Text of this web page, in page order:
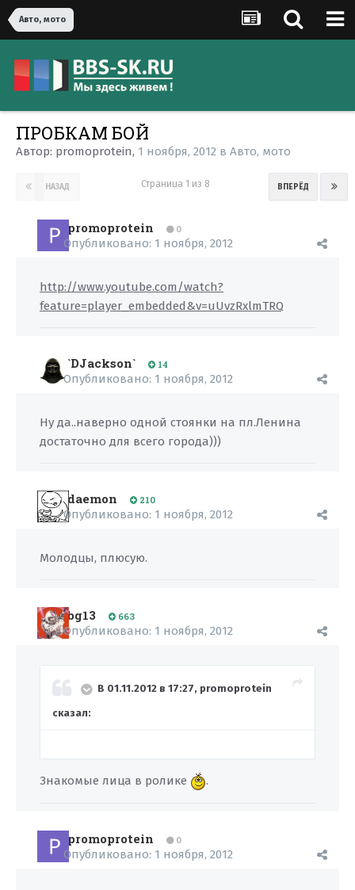
Авто, мото
ПРОБКАМ БОЙ
Автор: promoprotein, 1 ноября, 2012 в Авто, мото
НАЗАД ВПЕРЁД
Страница 1 из 8
promoprotein 0
Опубликовано: 1 ноября, 2012
http://www.youtube.com/watch?
feature=player_embedded&v=uUvzRxlmTRQ
`DJackson` 14
Опубликовано: 1 ноября, 2012
Ну да..наверно одной стоянки на пл.Ленина
достаточно для всего города)))
daemon 210
Опубликовано: 1 ноября, 2012
Молодцы, плюсую.
bg13 663
Опубликовано: 1 ноября, 2012
В 01.11.2012 в 17:27, promoprotein
сказал:
Знакомые лица в ролике .
promoprotein 0
Опубликовано: 1 ноября, 2012